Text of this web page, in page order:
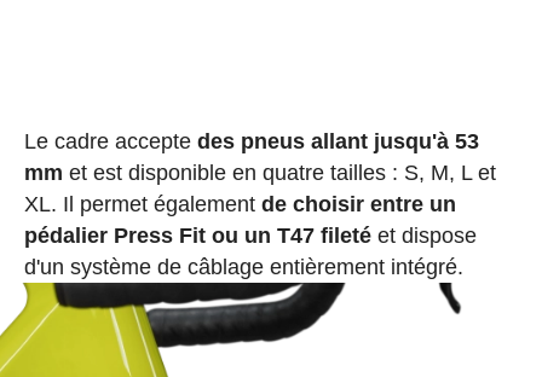
Le cadre accepte des pneus allant jusqu'à 53
mm et est disponible en quatre tailles : S, M, L et
XL. Il permet également de choisir entre un
pédalier Press Fit ou un T47 filetéet dispose
d'un système de câblage entièrement intégré.